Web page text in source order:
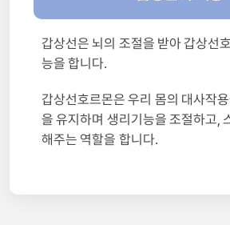
갑상선은 뇌의 조절을 받아 갑상선
능을 합니다.
갑상선호르몬은 우리 몸의 대사작
을 유지하며 생리기능을 조절하고,
해주는 역할을 합니다.